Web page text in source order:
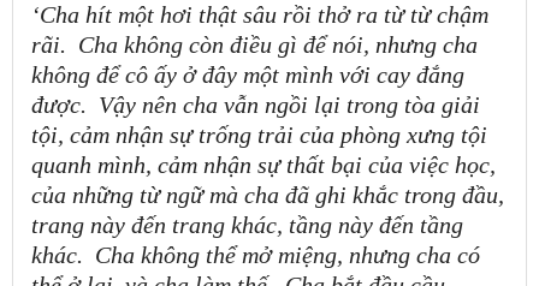
‘Cha hít một hơi thật sâu rồi thở ra từ từ chậm
rãi. Cha không còn điều gì để nói, nhưng cha
không để cô ấy ở đây một mình với cay đắng
được. Vậy nên cha vẫn ngồi lại trong tòa giải
tội, cảm nhận sự trống trải của phòng xưng tội
quanh mình, cảm nhận sự thất bại của việc học,
của những từ ngữ mà cha đã ghi khắc trong đầu,
trang này đến trang khác, tầng này đến tầng
khác. Cha không thể mở miệng, nhưng cha có